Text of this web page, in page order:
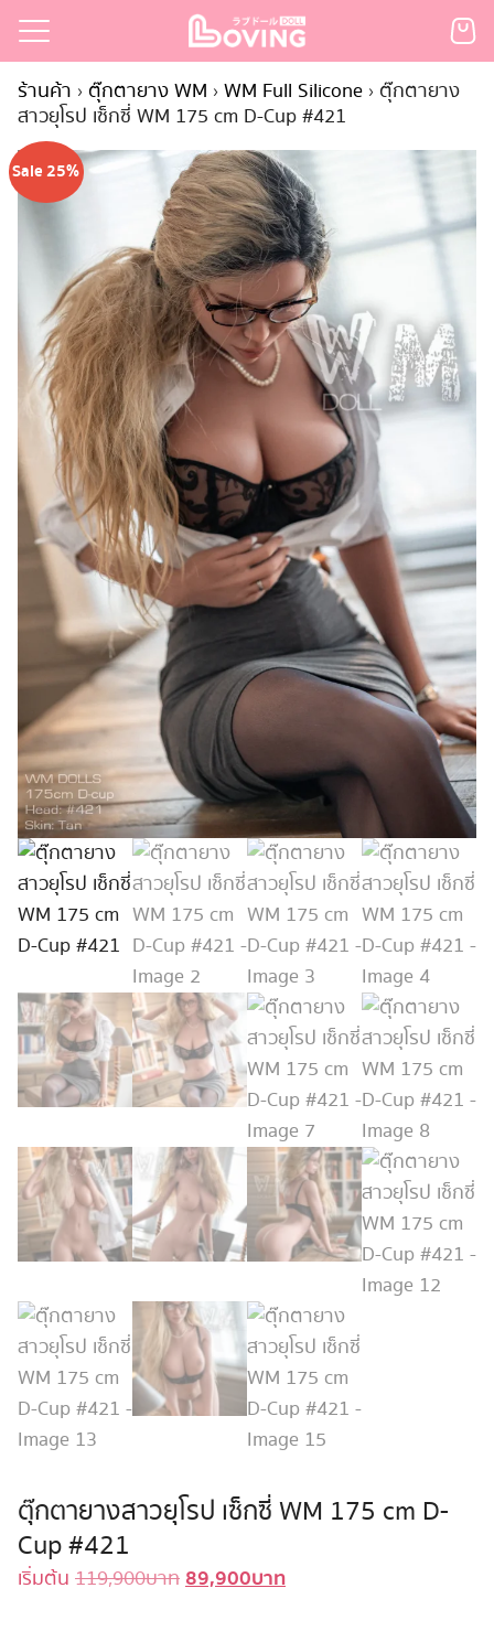
Skip
content
ก
มแบรนด์
ะเงิน
for:
ร้านค้า › ตุ๊กตายาง WM › WM Full Silicone › ตุ๊กตายาง
สาวยุโรป เซ็กซี่ WM 175 cm D-Cup #421
Sale 25%
ตุ๊กตายางสาวยุโรป เซ็กซี่ WM 175 cm D-
Cup #421
เริ่มต้น 119,900บาท Original
89,900บาทCurrent